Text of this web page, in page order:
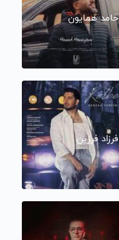
حامد همایون
فرزاد فرزین